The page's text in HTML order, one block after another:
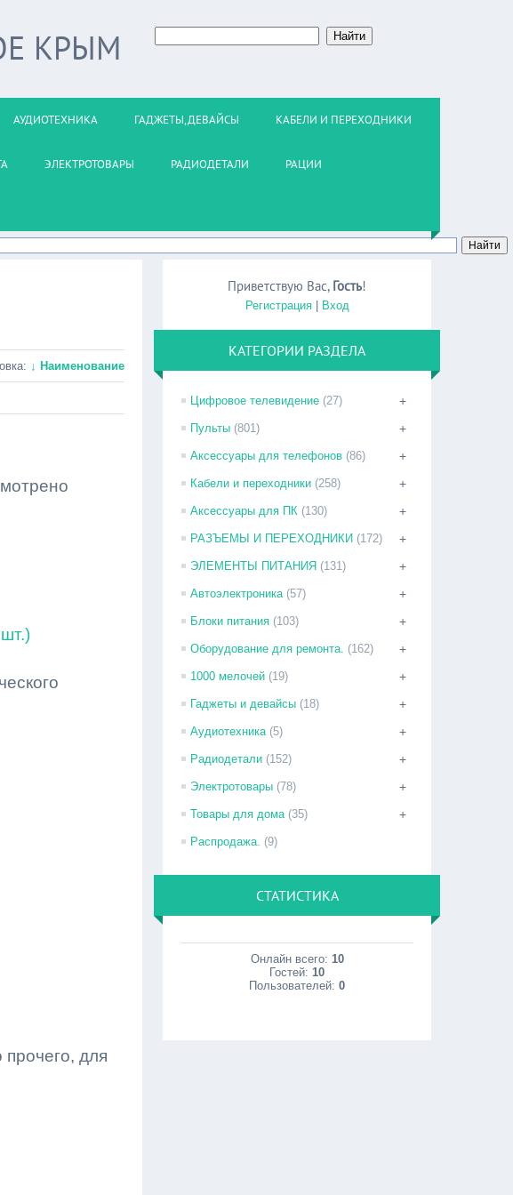
КРЫМ
АУДИОТЕХНИКА ГАДЖЕТЫ,ДЕВАЙСЫ КАБЕЛИ И ПЕРЕХОДНИКИ
ЭЛЕКТРОТОВАРЫ РАДИОДЕТАЛИ РАЦИИ
↓ Наименование
прочего, для
Приветствую Вас, Гость!
Регистрация| Вход
КАТЕГОРИИ РАЗДЕЛА
+
Цифровое телевидение (27)
+
Пульты (801)
+
Аксессуары для телефонов (86)
+
Кабели и переходники (258)
+
Аксессуары для ПК (130)
+
РАЗЪЕМЫ И ПЕРЕХОДНИКИ (172)
+
ЭЛЕМЕНТЫ ПИТАНИЯ (131)
+
Автоэлектроника (57)
+
Блоки питания (103)
+
Оборудование для ремонта. (162)
+
1000 мелочей (19)
+
Гаджеты и девайсы (18)
+
Аудиотехника (5)
+
Радиодетали (152)
+
Электротовары (78)
+
Товары для дома (35)
Распродажа. (9)
СТАТИСТИКА
Онлайн всего: 10
Гостей:10
Пользователей:0